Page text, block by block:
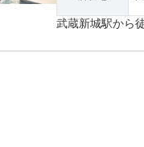
武蔵新城駅から